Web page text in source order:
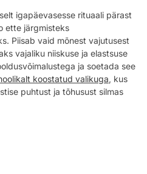
igapäevasesse rituaali pärast
ette järgmisteks
Piisab vaid mõnest vajutusest
vajaliku niiskuse ja elastsuse
ja soetada see
koostatud valikuga, kus
puhtust ja tõhusust silmas